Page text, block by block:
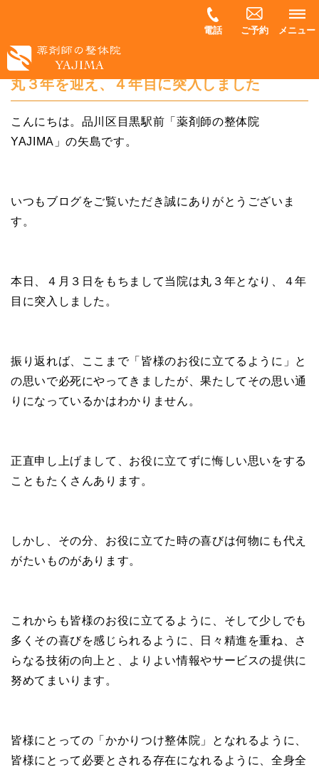
電話 ご予約 メニュー
丸３年を迎え、４年目に突入しました
こんにちは。品川区目黒駅前「薬剤師の整体院
YAJIMA」の矢島です。
いつもブログをご覧いただき誠にありがとうございま
す。
本日、４月３日をもちまして当院は丸３年となり、４年
目に突入しました。
振り返れば、ここまで「皆様のお役に立てるように」と
の思いで必死にやってきましたが、果たしてその思い通
りになっているかはわかりません。
正直申し上げまして、お役に立てずに悔しい思いをする
こともたくさんあります。
しかし、その分、お役に立てた時の喜びは何物にも代え
がたいものがあります。
これからも皆様のお役に立てるように、そして少しでも
多くその喜びを感じられるように、日々精進を重ね、さ
らなる技術の向上と、よりよい情報やサービスの提供に
努めてまいります。
皆様にとっての「かかりつけ整体院」となれるように、
皆様にとって必要とされる存在になれるように、全身全